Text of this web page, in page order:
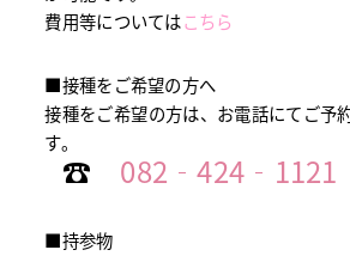
費用等についてはこちら
■接種をご希望の方へ
接種をご希望の方は、お電話にてご予
す。
☎ 082‐424‐1121
■持参物